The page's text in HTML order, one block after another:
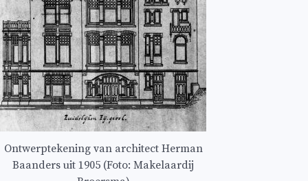
Ontwerptekening van architect Herman
Baanders uit 1905 (Foto: Makelaardij